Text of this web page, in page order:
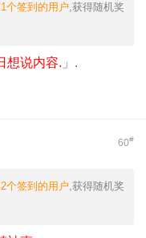
个签到的用户,获得随机奖
想说内容. 」.
60#
个签到的用户,获得随机奖